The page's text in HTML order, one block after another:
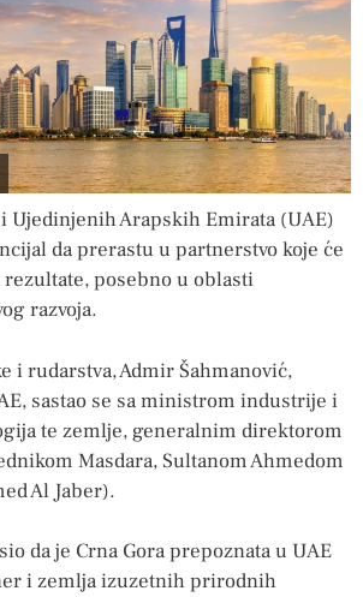
Ujedinjenih Arapskih Emirata (UAE)
da prerastu u partnerstvo koje će
posebno u oblasti
razvoja.
i rudarstva, Admir Šahmanović,
sastao se sa ministrom industrije i
te zemlje, generalnim direktorom
Masdara, Sultanom Ahmedom
Al Jaber).
da je Crna Gora prepoznata u UAE
i zemlja izuzetnih prirodnih